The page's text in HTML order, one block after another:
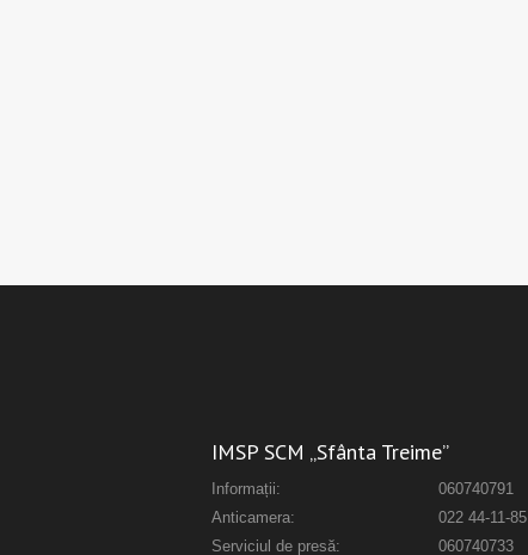
IMSP SCM „Sfânta Treime”
Informații:
060740791
Anticamera:
022 44-11-85
Serviciul de presă:
060740733